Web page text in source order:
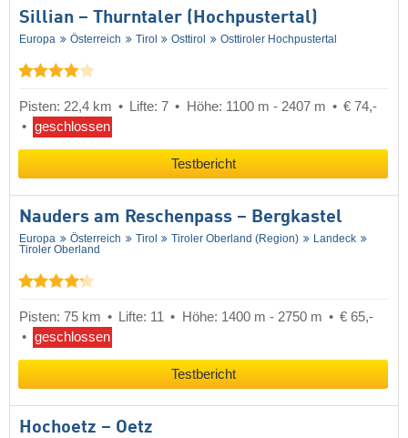
Sillian – Thurntaler (Hochpustertal)
Europa Österreich Tirol Osttirol Osttiroler Hochpustertal
Pisten: 22,4 km Lifte: 7 Höhe: 1100 m - 2407 m
€ 74,-
geschlossen
Testbericht
Nauders am Reschenpass – Bergkastel
Europa Österreich Tirol Tiroler Oberland (Region)
Landeck
Tiroler Oberland
Pisten: 75 km Lifte: 11 Höhe: 1400 m - 2750 m
€ 65,-
geschlossen
Testbericht
Hochoetz – Oetz